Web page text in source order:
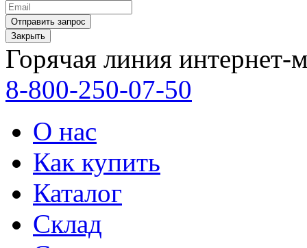
Закрыть
Горячая линия интернет-
8-800-250-07-50
О нас
Как купить
Каталог
Склад